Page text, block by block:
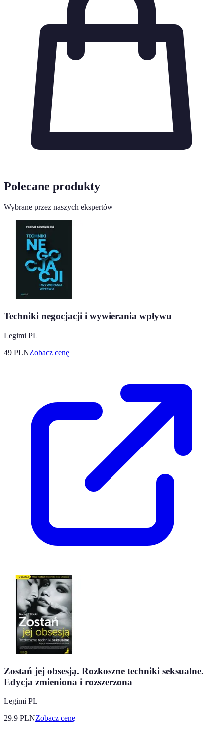
Polecane produkty
Wybrane przez naszych ekspertów
Techniki negocjacji i wywierania wpływu
Legimi PL
49 PLNZobacz cenę
Zostań jej obsesją. Rozkoszne techniki seksualne.
Edycja zmieniona i rozszerzona
Legimi PL
29.9 PLNZobacz cenę